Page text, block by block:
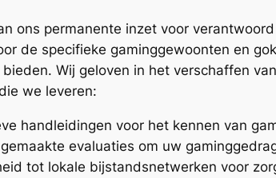
ons permanente inzet voor
de specifieke gaminggewoonten en
Wij geloven in het verschaffen
we leveren:
handleidingen voor het kennen van
evaluaties om uw
tot lokale bijstandsnetwerken voor